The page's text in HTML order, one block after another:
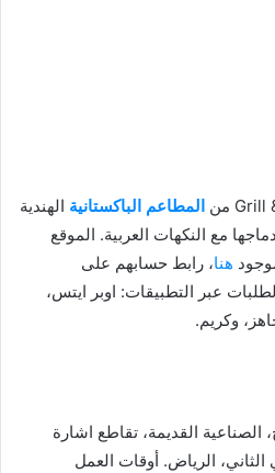
المطاعم الباكستانية الهندية
مع النكهات العربية. الموقع
هنا، رابط حسابهم على
عبر التطبيقات: اوبر ايتس،
وكريم.
القديمة، تقاطع اشارة
الرياض. أوقات العمل